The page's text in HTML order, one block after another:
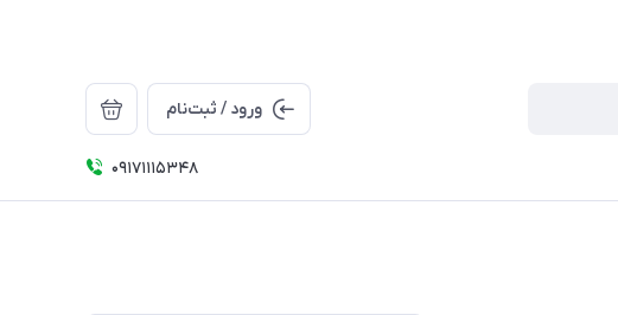
ورود / ثبت‌نام
09171115348